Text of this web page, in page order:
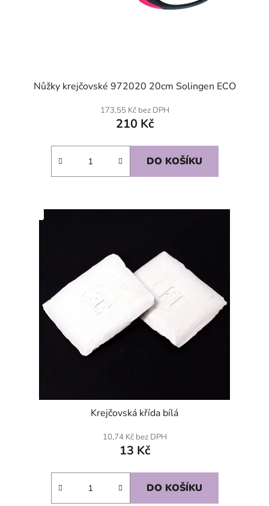
Nůžky krejčovské 972020 20cm Solingen ECO
173,55 Kč bez DPH
210 Kč
DO KOŠÍKU
Krejčovská křída bílá
10,74 Kč bez DPH
13 Kč
DO KOŠÍKU